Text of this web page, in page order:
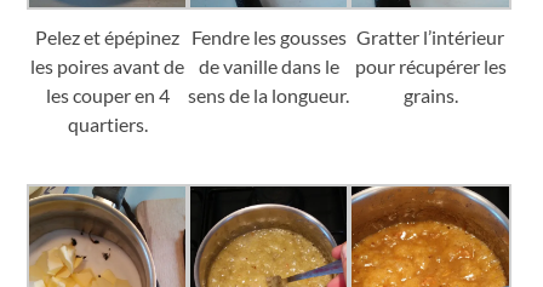
Pelez et épépinez
les poires avant de
les couper en 4
quartiers.
Fendre les gousses
de vanille dans le
sens de la longueur.
Gratter l’intérieur
pour récupérer les
grains.